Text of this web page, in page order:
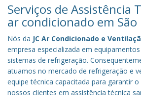
Serviços de Assistência
ar condicionado em São
Nós da JC Ar Condicionado e
empresa especializada em
sistemas de refrigeração.
atuamos no mercado de refrigeração e
equipe técnica capacitada para garantir
nossos clientes em assistência técnica